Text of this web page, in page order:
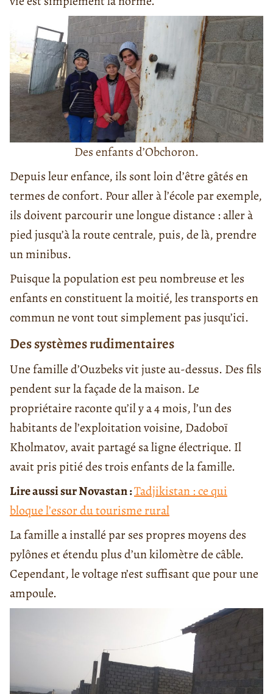
Des enfants d’Obchoron.
Depuis leur enfance, ils sont loin d’être gâtés en
termes de confort. Pour aller à l’école par exemple,
ils doivent parcourir une longue distance : aller à
pied jusqu’à la route centrale, puis, de là, prendre
un minibus.
Puisque la population est peu nombreuse et les
enfants en constituent la moitié, les transports en
commun ne vont tout simplement pas jusqu’ici.
Des systèmes rudimentaires
Une famille d’Ouzbeks vit juste au-dessus. Des fils
pendent sur la façade de la maison. Le
propriétaire raconte qu’il y a 4 mois, l’un des
habitants de l’exploitation voisine, Dadoboï
Kholmatov, avait partagé sa ligne électrique. Il
avait pris pitié des trois enfants de la famille.
Lire aussi sur Novastan :Tadjikistan : ce qui
bloque l’essor du tourisme rural
La famille a installé par ses propres moyens des
pylônes et étendu plus d’un kilomètre de câble.
Cependant, le voltage n’est suffisant que pour une
ampoule.